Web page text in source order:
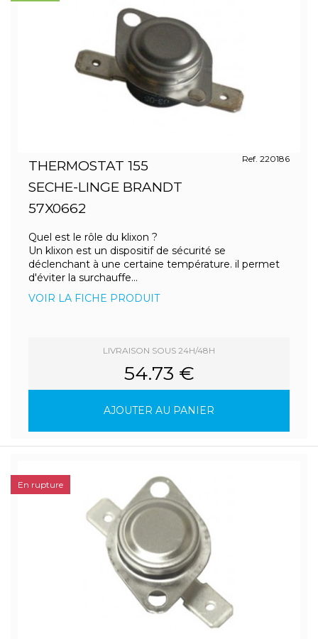
THERMOSTAT 155
SECHE-LINGE BRANDT
57X0662
Ref. 220186
Quel est le rôle du klixon ?
Un klixon est un dispositif de sécurité se
déclenchant à une certaine température. il permet
d'éviter la surchauffe...
VOIR LA FICHE PRODUIT
LIVRAISON SOUS 24H/48H
54.73 €
AJOUTER AU PANIER
En rupture